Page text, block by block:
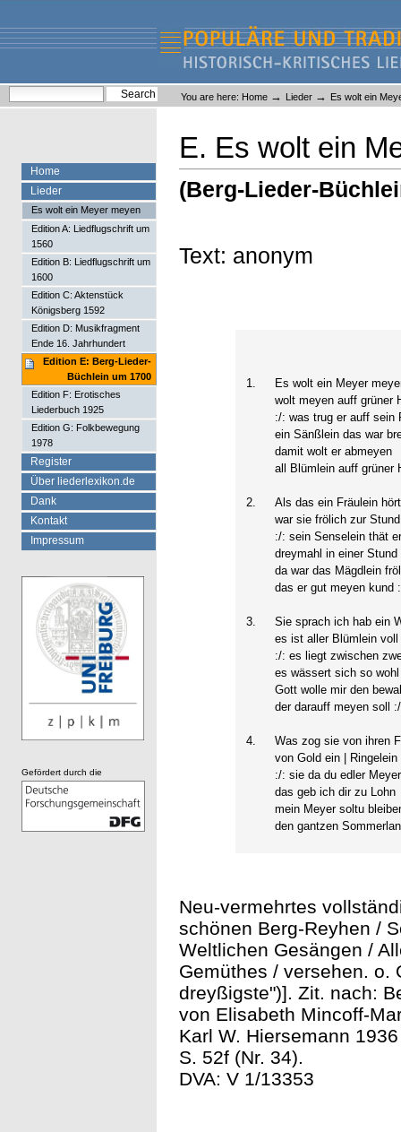
content.
navigation
Liederlexikon
Personal
tools
You are here: Home → Lieder → Es wolt ein
E. Es wolt ein
(Berg-Lieder-
Text: anonym
1.
Es wolt ein Meyer
wolt meyen auff grüner
:/: was trug er auff sein
ein Sänßlein das war
damit wolt er abmeyen
all Blümlein auff grüner
2.
Als das ein Fräulein
war sie frölich zur Stund
:/: sein Senselein thät
dreymahl in einer Stund
da war das Mägdlein
das er gut meyen kund
3.
Sie sprach ich hab ein
es ist aller Blümlein voll
:/: es liegt zwischen
es wässert sich so wohl
Gott wolle mir den
der darauff meyen soll
4.
Was zog sie von ihren
von Gold ein | Ringelein
:/: sie da du edler Meyer
das geb ich dir zu Lohn
mein Meyer soltu
den gantzen
Neu-vermehrtes
schönen Berg-Reyhen /
Weltlichen Gesängen /
Gemüthes / versehen. o.
dreyßigste")]. Zit. nach:
von Elisabeth Mincoff-
Karl W. Hiersemann
S. 52f (Nr. 34).
DVA: V 1/13353
Home
Lieder
Es wolt ein Meyer meyen
Edition A: Liedflugschrift um
1560
Edition B: Liedflugschrift um
1600
Edition C: Aktenstück
Königsberg 1592
Edition D: Musikfragment
Ende 16. Jahrhundert
Edition E: Berg-Lieder-
Büchlein um 1700
Edition F: Erotisches
Liederbuch 1925
Edition G: Folkbewegung
1978
Register
Über liederlexikon.de
Dank
Kontakt
Impressum
Gefördert durch die